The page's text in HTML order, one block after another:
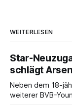
WEITERLESEN
Star-
schlägt
Neben dem 18-
weiterer BVB-